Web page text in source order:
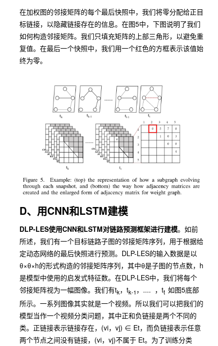
在加权图的邻接矩阵的每个最后快照中，我们将零分配给正目
标链接，以隐藏链接存在的信息。在图5中，下图说明了我们
如何构造邻接矩阵。我们只填充矩阵的上部三角形，以避免重
复值。在最后一个快照中，我们用一个红色的方框表示该值始
终为零。
D、用CNN和LSTM建模
DLP-LES使用CNN和LSTM对链路预测框架进行建模。如前
所述，我们有一个目标链路子图的邻接矩阵序列，用于根据给
定动态网络的最后快照进行预测。DLP-LES的输入数据是以
θ×θ×h的形式构造的邻接矩阵序列，其中θ是子图的节点数，h
是模型中使用的启发式特征数。在DLP-LES中，我们将每个
邻接矩阵视为一幅图像。我们有tk，tk-1 ，.... ，tt 如图5底部
所示。一系列图像其实就是一个视频。所以我们可以把我们的
模型当作一个视频分类问题，其中正和负链接是两个不同的
类。正链接表示链接存在，(vi，vj) ∈ Et，而负链接表示任意
两个节点之间没有链接，(vi，vj)不属于 Et。为了训练分类